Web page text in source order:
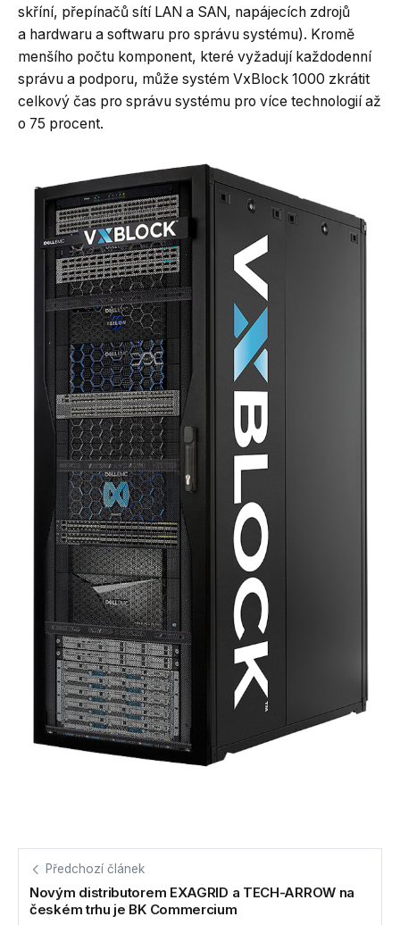
skříní, přepínačů sítí LAN a SAN, napájecích zdrojů
a hardwaru a softwaru pro správu systému). Kromě
menšího počtu komponent, které vyžadují každodenní
správu a podporu, může systém VxBlock 1000 zkrátit
celkový čas pro správu systému pro více technologií až
o 75 procent.
Předchozí článek
Novým distributorem EXAGRID a TECH-ARROW na
českém trhu je BK Commercium